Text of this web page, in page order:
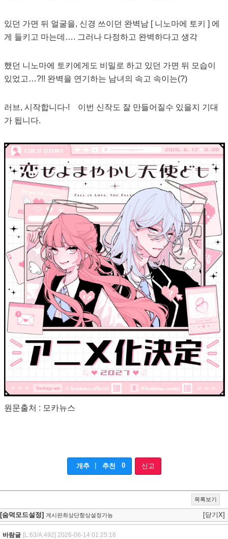
있던 가면 뒤 얼굴을, 신경 쓰이던 완벽남 [ 니노마에 토키 ] 에
게 들키고 마는데…. 그러나 다정하고 완벽하다고 생각
했던 니노마에 토키에게도 비밀로 하고 있던 가면 뒤 모습이
있었고…?!! 완벽을 연기하는 남녀의 속고 속이는(?)
러브, 시작합니다-! 이번 신작도 잘 만들어질수 있을지 기대
가 됩니다.
원문출처 : 모카뉴스
개추 추천 0 신고
목록보기
[숨덕모드설정] 게시판최상단항상설정가능 [닫기X]
바람글 [L:63/A:492] 2026-06-14 01:25:16